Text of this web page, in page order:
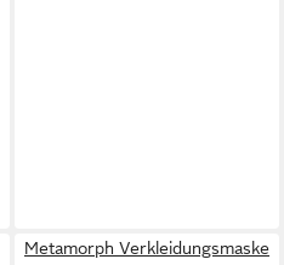
Metamorph Verkleidungsmaske